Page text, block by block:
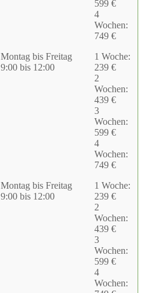
599 €
4
Wochen:
749 €
Montag bis Freitag
9:00 bis 12:00
1 Woche:
239 €
2
Wochen:
439 €
3
Wochen:
599 €
4
Wochen:
749 €
Montag bis Freitag
9:00 bis 12:00
1 Woche:
239 €
2
Wochen:
439 €
3
Wochen:
599 €
4
Wochen: